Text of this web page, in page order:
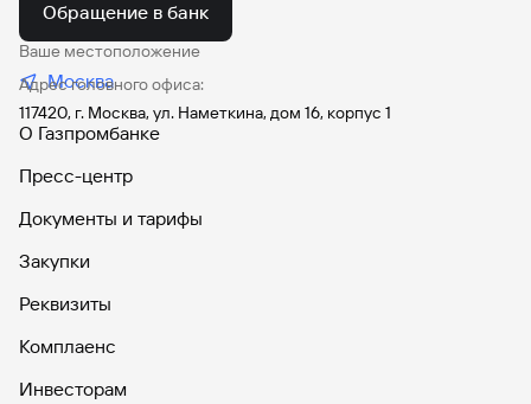
Обращение в банк
Ваше местоположение
Москва
Адрес головного офиса:
117420, г. Москва, ул. Наметкина, дом 16, корпус 1
О Газпромбанке
Пресс-центр
Документы и тарифы
Закупки
Реквизиты
Комплаенс
Инвесторам